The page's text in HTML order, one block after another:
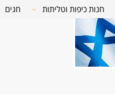
חנות כיפות וטליתות חגים